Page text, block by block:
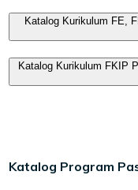
Katalog Kurikulum FE,
Katalog Kurikulum FKIP
Katalog Program